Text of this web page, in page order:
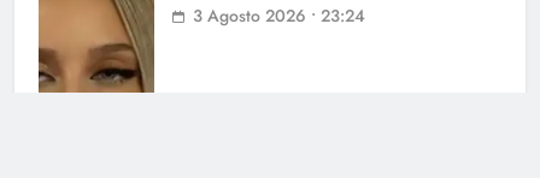
3 Agosto 2026 • 23:24